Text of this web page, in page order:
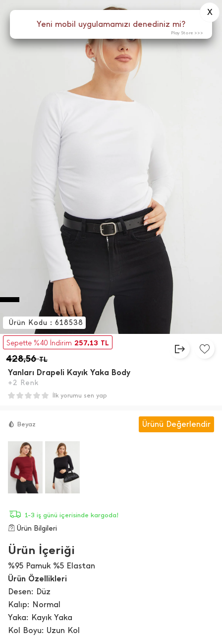
Menü
Sepette %40 İndirim 257,13 TL
428,56TL
Yanları Drapeli Kayık Yaka Body
+2 Renk
Ürün Kodu : 618538
İlk yorumu sen yap
Beyaz Ürünü Değerlendir
1-3 iş günü içerisinde kargoda!
Ürün Bilgileri
Ürün İçeriği
%95 Pamuk %5 Elastan
Ürün Özellikleri
Desen: Düz
Kalıp: Normal
Yaka: Kayık Yaka
Kol Boyu: Uzun Kol
Yeni mobil uygulamamızı denediniz mi?
X
Play Store >>>